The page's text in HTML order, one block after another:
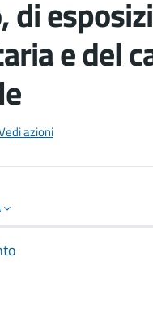
di
e del
documento
azioni